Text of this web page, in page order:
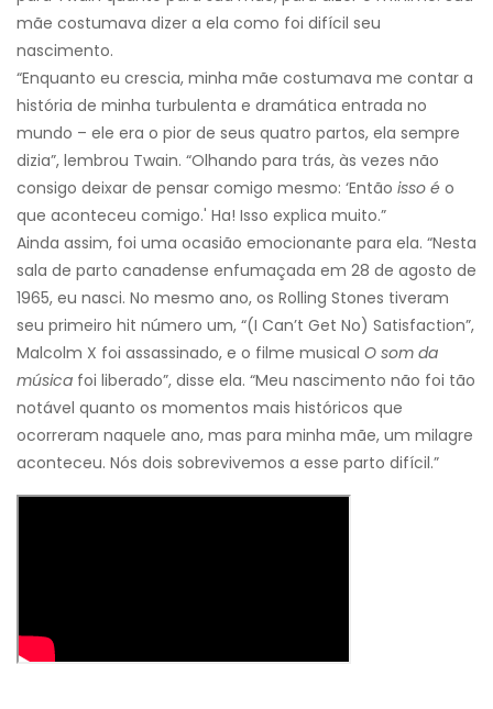
mãe costumava dizer a ela como foi difícil seu
nascimento.
“Enquanto eu crescia, minha mãe costumava me contar a
história de minha turbulenta e dramática entrada no
mundo – ele era o pior de seus quatro partos, ela sempre
dizia”, lembrou Twain. “Olhando para trás, às vezes não
consigo deixar de pensar comigo mesmo: ‘Então isso é o
que aconteceu comigo.' Ha! Isso explica muito.”
Ainda assim, foi uma ocasião emocionante para ela. “Nesta
sala de parto canadense enfumaçada em 28 de agosto de
1965, eu nasci. No mesmo ano, os Rolling Stones tiveram
seu primeiro hit número um, “(I Can’t Get No) Satisfaction”,
Malcolm X foi assassinado, e o filme musical O som da
música foi liberado”, disse ela. “Meu nascimento não foi tão
notável quanto os momentos mais históricos que
ocorreram naquele ano, mas para minha mãe, um milagre
aconteceu. Nós dois sobrevivemos a esse parto difícil.”